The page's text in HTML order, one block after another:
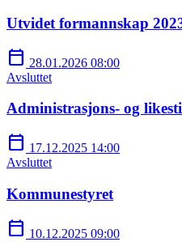
Utvidet formannskap
calendar_today 28.01.2026 08:00
Avsluttet
Administrasjons- og
calendar_today 17.12.2025 14:00
Avsluttet
Kommunestyret
calendar_today 10.12.2025 09:00